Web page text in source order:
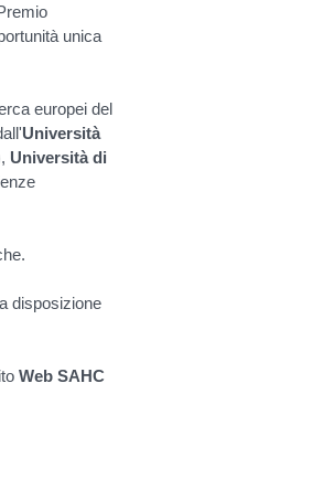
unica
europei del
Università
Università di
disposizione
Web SAHC